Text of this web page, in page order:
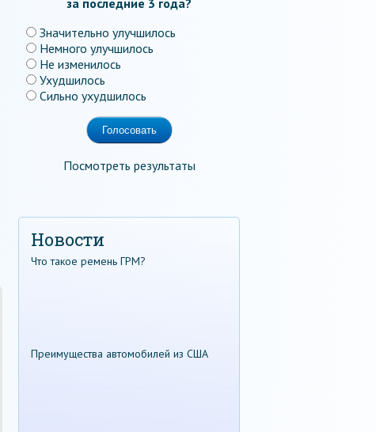
Значительно улучшилось
Немного улучшилось
Не изменилось
Ухудшилось
Сильно ухудшилось
Посмотреть результаты
Новости
Что такое ремень ГРМ?
Преимущества автомобилей из США